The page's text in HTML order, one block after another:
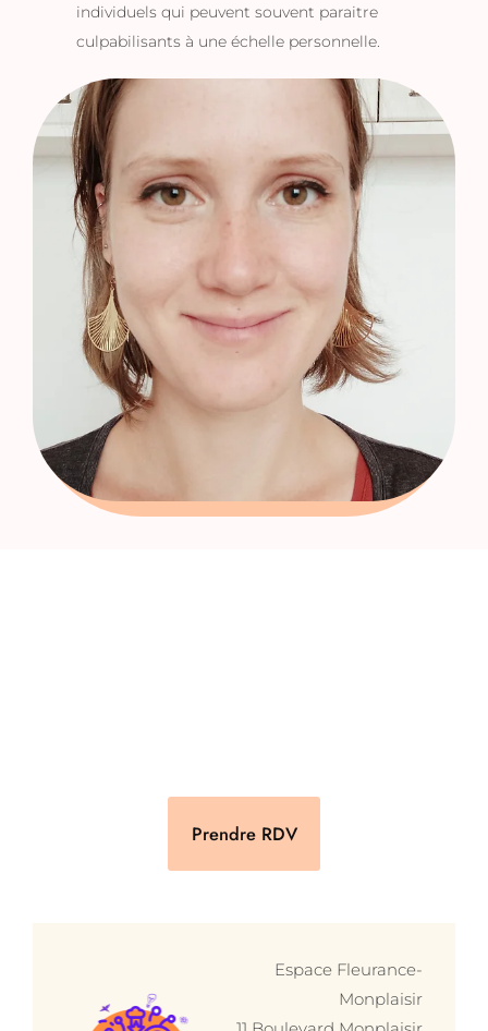
individuels qui peuvent souvent paraitre
culpabilisants à une échelle personnelle.
Prendre RDV
Espace Fleurance-
Monplaisir